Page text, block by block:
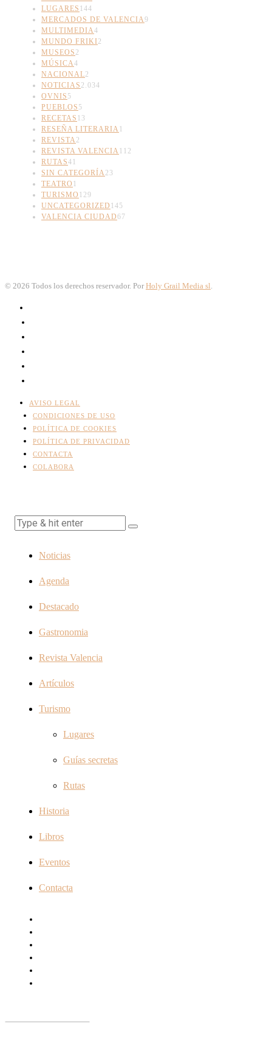
LUGARES 144
MERCADOS DE VALENCIA9
MULTIMEDIA4
MUNDO FRIKI2
MUSEOS 2
MÚSICA4
NACIONAL2
NOTICIAS 2.034
OVNIS 5
PUEBLOS 5
RECETAS 13
RESEÑA LITERARIA1
REVISTA2
REVISTA VALENCIA112
RUTAS41
SIN CATEGORÍA23
TEATRO 1
TURISMO 129
UNCATEGORIZED 145
VALENCIA CIUDAD67
© 2026 Todos los derechos reservador. Por Holy Grail Media sl
AVISO LEGAL
CONDICIONES DE USO
POLÍTICA DE COOKIES
POLÍTICA DE PRIVACIDAD
CONTACTA
COLABORA
Noticias
Agenda
Destacado
Gastronomia
Revista Valencia
Artículos
Turismo
Lugares
Guías secretas
Rutas
Historia
Libros
Eventos
Contacta